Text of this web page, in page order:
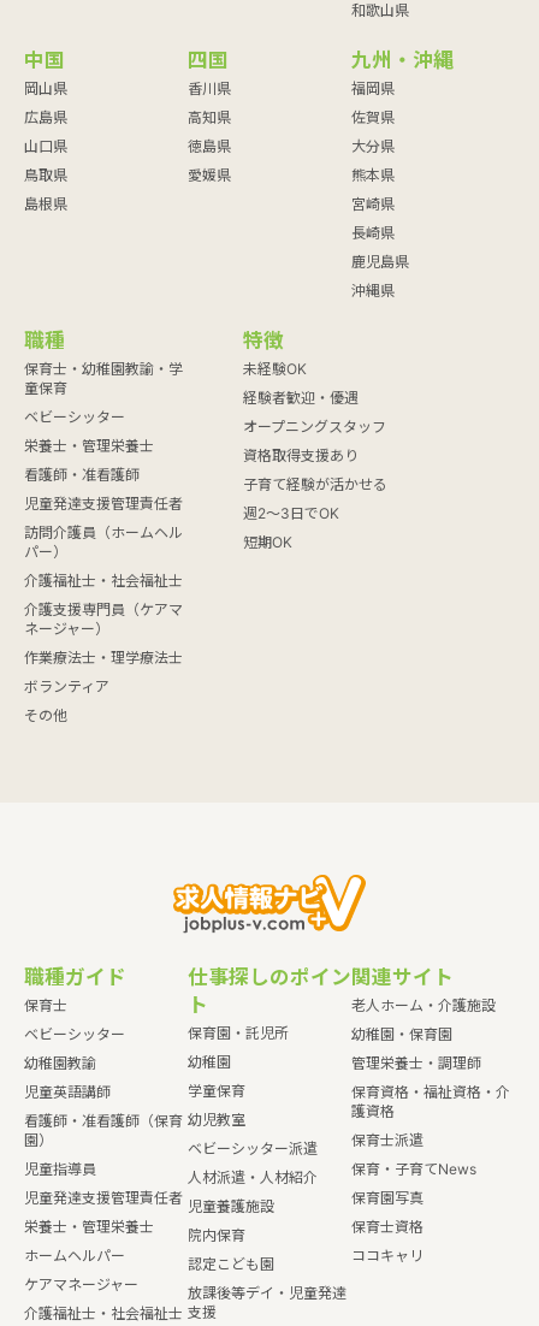
和歌山県
中国
岡山県
広島県
山口県
鳥取県
島根県
四国
香川県
高知県
徳島県
愛媛県
九州・沖縄
福岡県
佐賀県
大分県
熊本県
宮崎県
長崎県
鹿児島県
沖縄県
職種
保育士・幼稚園教諭・学
童保育
ベビーシッター
栄養士・管理栄養士
看護師・准看護師
児童発達支援管理責任者
訪問介護員（ホームヘル
パー）
介護福祉士・社会福祉士
介護支援専門員（ケアマ
ネージャー）
作業療法士・理学療法士
ボランティア
その他
特徴
未経験OK
経験者歓迎・優遇
オープニングスタッフ
資格取得支援あり
子育て経験が活かせる
週2～3日でOK
短期OK
職種ガイド
保育士
ベビーシッター
幼稚園教諭
児童英語講師
看護師・准看護師（保育
園）
児童指導員
児童発達支援管理責任者
栄養士・管理栄養士
ホームヘルパー
ケアマネージャー
介護福祉士・社会福祉士
仕事探しのポイン
ト
保育園・託児所
幼稚園
学童保育
幼児教室
ベビーシッター派遣
人材派遣・人材紹介
児童養護施設
院内保育
認定こども園
放課後等デイ・児童発達
支援
関連サイト
老人ホーム・介護施設
幼稚園・保育園
管理栄養士・調理師
保育資格・福祉資格・介
護資格
保育士派遣
保育・子育てNews
保育園写真
保育士資格
ココキャリ